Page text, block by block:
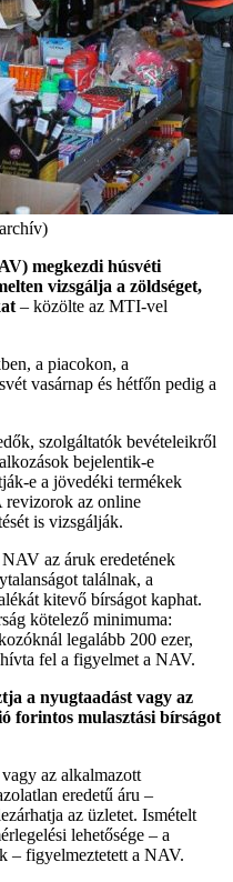
megkezdi húsvéti
vizsgálja a zöldséget,
– közölte az MTI-vel
a piacokon, a
vasárnap és hétfőn pedig a
szolgáltatók bevételeikről
bejelentik-e
e a jövedéki termékek
revizorok az online
is vizsgálják.
az áruk eredetének
találnak, a
kitevő bírságot kaphat.
kötelező minimuma:
legalább 200 ezer,
fel a figyelmet a NAV.
a nyugtaadást vagy az
forintos mulasztási bírságot
az alkalmazott
eredetű áru –
az üzletet. Ismételt
lehetősége – a
– figyelmeztetett a NAV.